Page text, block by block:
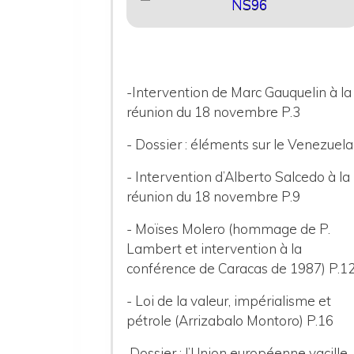
NS96
-Intervention de Marc Gauquelin à la
réunion du 18 novembre P.3
- Dossier : éléments sur le
- Intervention d’Alberto Salcedo à la
réunion du 18 novembre P.9
- Moïses Molero (hommage de P.
Lambert et intervention à la
conférence de Caracas de 1987)
- Loi de la valeur, impérialisme et
pétrole (Arrizabalo Montoro) P.16